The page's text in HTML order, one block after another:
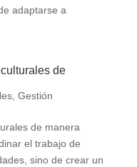
adaptarse a
de
, Gestión
de manera
el trabajo de
sino de crear un